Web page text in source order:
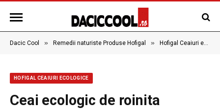
Dacic Cool » Remedii naturiste Produse Hofigal » Hofigal Ceaiuri ecologice
HOFIGAL CEAIURI ECOLOGICE
Ceai ecologic de roinita